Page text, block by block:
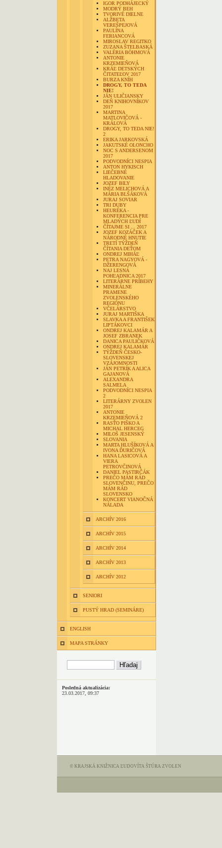
IGOR PODHÁJECKÝ
MODRÝ BEH
TVORIVÉ DIELNE
ALŽBETA
VEREŠPEJOVÁ
PAULÍNA
FERIANCOVÁ
MIROSLAV REGITKO
ZUZANA ŠTELBASKÁ
VALÉRIA BÖHMOVÁ
ANTONIE
KRZEMIEŇOVÁ
KRÁĽ DETSKÝCH
ČITATEĽOV 2017
BURZA KNÍH
DROGY, TO TEDA
NIE!
JÁN ULIČIANSKY
DEŇ KNIHOVNÍKOV
2017
MARTINA
MATLOVIČOVÁ -
KRÁLOVÁ
DROGY, TO TEDA NIE!
2
ERIKA JARKOVSKÁ
JAKUTSKÉ OLONCHO
NOC S ANDERSENOM
2017
PODVODNÍCI NESPIA
ANTON HYKISCH
LIEČEBNÉ
HLADOVANIE
JOZEF BILY
INÉZ MELICHOVÁ A
MÁRIA BLŠÁKOVÁ
JURAJ SOVIAR
TRI DUBY
HEURÉKA -
KONFERENCIA PRE
MLADÝCH ĽUDÍ
ČÍTAJME SI ... 2017
JOZEF KOZÁČEK A
NÁRODNÉ HNUTIE
TRETÍ TÝŽDEŇ
ČÍTANIA DEŤOM
ONDREJ MIHÁĽ
PETRA NAGYOVÁ -
DŽERENGOVÁ
NAJ LESNÁ
POHĽADNICA 2017
LITERÁRNE PRÍBEHY
MINERÁLNE
PRAMENE
ZVOLENSKÉHO
REGIÓNU
VČELÁRSTVO
JURAJ MARTIŠKA
SLAVKA A FRANTIŠEK
LIPTÁKOVCI
ONDREJ KALAMÁR A
JOSEF ZBRANEK
DANICA PAULIČKOVÁ
ONDREJ KALAMÁR
TÝŽDEŇ ČESKO-
SLOVENSKEJ
VZÁJOMNOSTI
JÁN PETRÍK A ALICA
GAJANOVÁ
ALEXANDRA
SALMELA
PODVODNÍCI NESPIA
2
LITERÁRNY ZVOLEN
2017
ANTONIE
KRZEMIEŇOVÁ 2
RASŤO PIŠKO A
MICHAL HERCEG
MILOŠ JESENSKÝ
SLOVANIA
MARTA HLUŠÍKOVÁ A
IVONA ĎURIČOVÁ
HANA LASICOVÁ A
VIERA
PETROVČINOVÁ
DANIEL PASTIRČÁK
PREČO MÁM RÁD
SLOVENČINU, PREČO
MÁM RÁD
SLOVENSKO
KONCERT VIANOČNÁ
NÁLADA
ARCHÍV 2016
ARCHÍV 2015
ARCHÍV 2014
ARCHÍV 2013
ARCHÍV 2012
SENIORI
PUSTÝ HRAD (SEMINÁRE)
ENGLISH
MAPA STRÁNKY
Posledná aktualizácia:
23.03.2017, 09:37
© KRAJSKÁ KNIŽNICA ĽUDOVÍTA ŠTÚRA ZVOLEN